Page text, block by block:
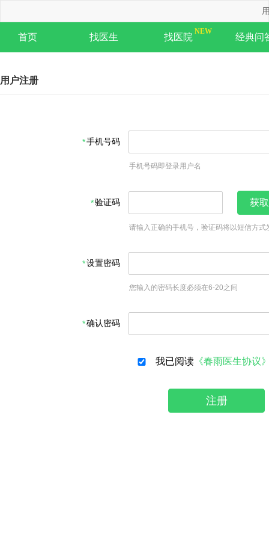
首页 找医生 找医院 经典问
用户注册
手机号码
手机号码即登录用户名
验证码 获
请输入正确的手机号，验证码将以短信方式
设置密码
您输入的密码长度必须在6-20之间
确认密码
我已阅读 《春雨医生协议
注册